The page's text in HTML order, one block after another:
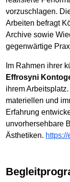
vorzuschlagen.
Arbeiten befragt
Archive sowie
gegenwärtige
Im Rahmen ihrer
Effrosyni
ihrem
materiellen und
Erfahrung
unvorhersehbare
Ästhetiken.